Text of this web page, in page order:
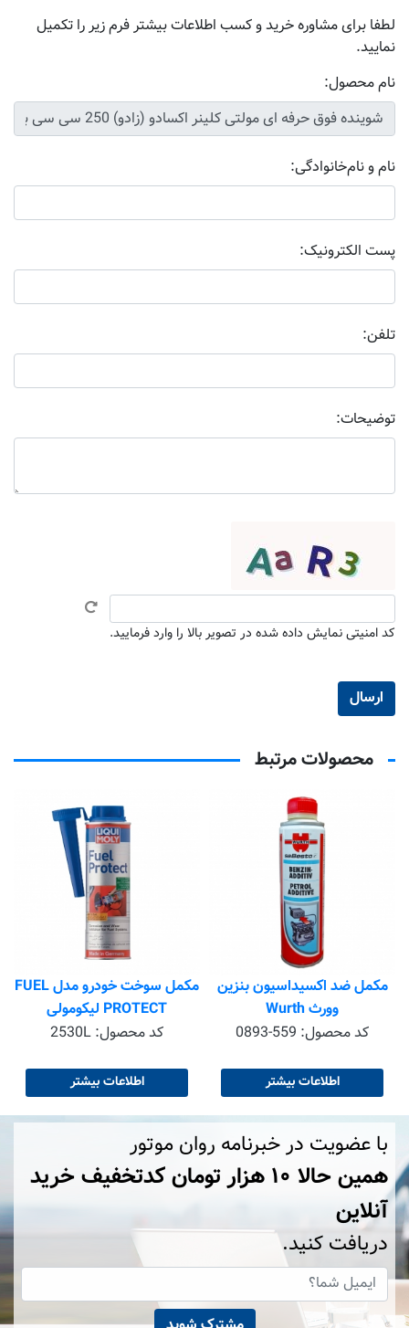
لطفا برای مشاوره خرید و کسب اطلاعات بیشتر فرم زیر را تکمیل
نمایید.
نام محصول:
نام و نام‌خانوادگی:
پست الکترونیک:
تلفن:
توضیحات:
کد امنیتی نمایش داده شده در تصویر بالا را وارد فرمایید.
محصولات مرتبط
مکمل ضد اکسیداسیون بنزین
وورث Wurth
کد محصول: 0893-559
اطلاعات بیشتر
مکمل سوخت خودرو مدل FUEL
PROTECT لیکومولی
کد محصول: 2530L
اطلاعات بیشتر
با عضویت در خبرنامه روان موتور
همین حالا ۱۰ هزار تومان کد‌تخفیف خرید
آنلاین
دریافت کنید.